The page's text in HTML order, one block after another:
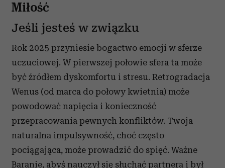
Miłość
Jeśli jesteś w związku
Rok 2025 przyniesie bogactwo emocji w sferze
uczuciowej. W pierwszej połowie sfera ta może
być źródłem dyskomfortu i stresu. Retrogradacja
Wenus (od marca do połowy kwietnia) może
powodować napięcia i konieczność
przepracowania pewnych konfliktów. Twoja
naturalna impulsywność, choć często
pociągająca, może prowadzić do spięć. Ważne
Baranie, abyś nauczył się słuchać partnera i był